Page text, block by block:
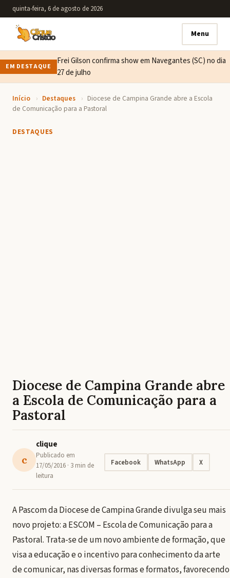
quinta-feira, 6 de agosto de 2026
Menu
EM DESTAQUE
Frei Gilson confirma show em Navegantes (SC) no dia
27 de julho
Início › Destaques › Diocese de Campina Grande abre a Escola
de Comunicação para a Pastoral
DESTAQUES
Diocese de Campina Grande abre
a Escola de Comunicação para a
Pastoral
c
clique
Publicado em
17/05/2016 · 3 min de
leitura
Facebook WhatsApp X
A Pascom da Diocese de Campina Grande divulga seu mais
novo projeto: a ESCOM – Escola de Comunicação para a
Pastoral. Trata-se de um novo ambiente de formação, que
visa a educação e o incentivo para conhecimento da arte
de comunicar, nas diversas formas e formatos, favorecendo